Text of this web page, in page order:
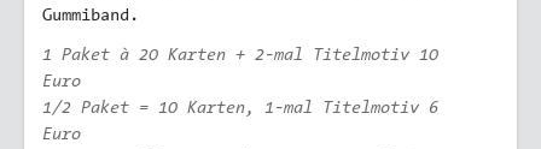
Gummiband.
1 Paket à 20 Karten + 2-mal Titelmotiv 10
Euro
1/2 Paket = 10 Karten, 1-mal Titelmotiv 6
Euro